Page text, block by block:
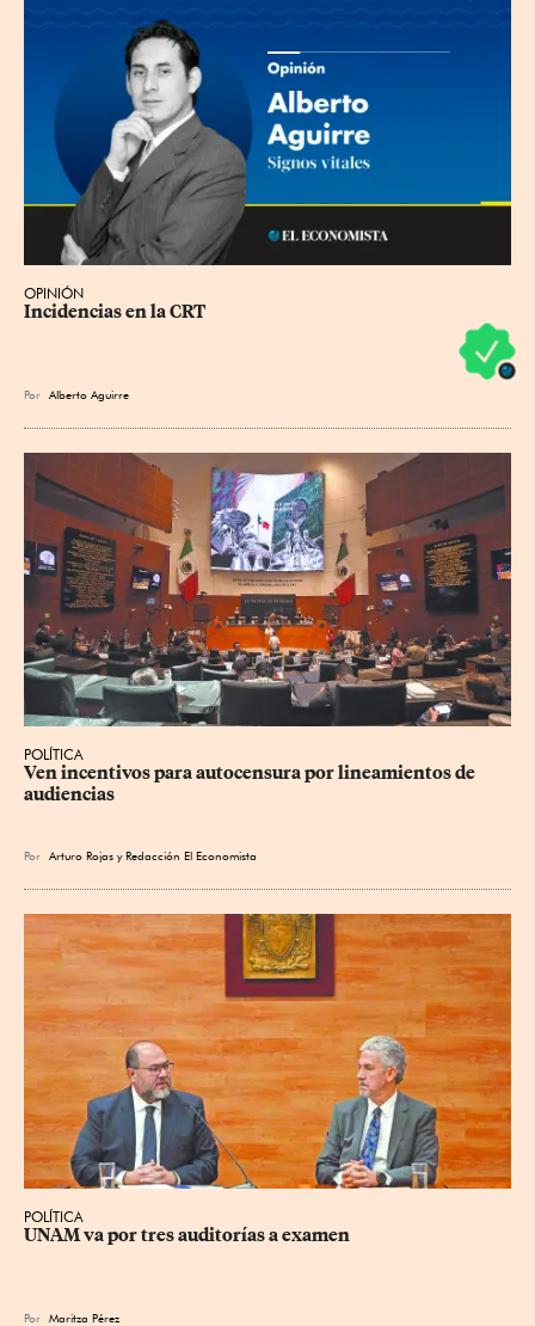
OPINIÓN
Incidencias en la CRT
Por Alberto Aguirre
POLÍTICA
Ven incentivos para autocensura por lineamientos de
audiencias
Por Arturo Rojas yRedacción El Economista
POLÍTICA
UNAM va por tres auditorías a examen
Por Maritza Pérez